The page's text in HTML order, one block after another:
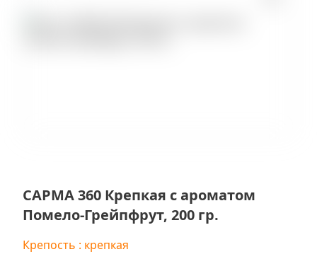
САРМА 360 Крепкая с ароматом
Помело-Грейпфрут, 200 гр.
Крепость : крепкая